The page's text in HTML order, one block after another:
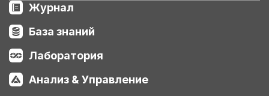
Журнал
База знаний
Лаборатория
Анализ & Управление